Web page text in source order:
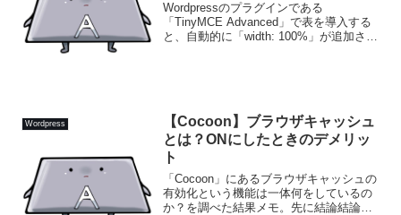
Wordpressのプラグインである
「TinyMCE Advanced」で表を導入する
と、自動的に「width: 100%」が追加され
Wordpress
【Cocoon】ブラウザキャッシュ
とは？ONにしたときのデメリッ
ト
「Cocoon」にあるブラウザキャッシュの
有効化という機能は一体何をしているの
か？を調べた結果メモ。先に結論結論か